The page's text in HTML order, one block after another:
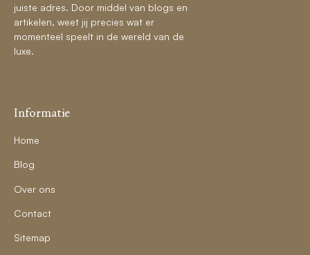
juiste adres. Door middel van blogs en
artikelen, weet jij precies wat er
momenteel speelt in de wereld van de
luxe.
Informatie
Home
Blog
Over ons
Contact
Sitemap